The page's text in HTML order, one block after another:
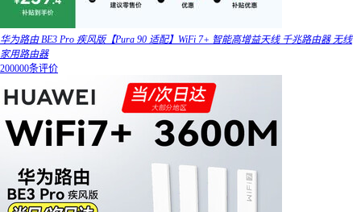
华为路由 BE3 Pro 疾风版【Pura 90 适配】WiFi 7+ 智能高增益天线 千兆路由器 无线
家用路由器
200000条评价